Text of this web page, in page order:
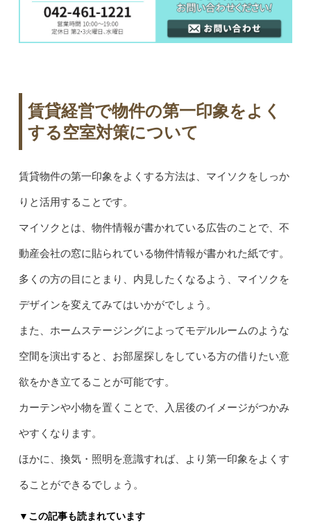
賃貸経営で物件の第一印象をよく
する空室対策について
賃貸物件の第一印象をよくする方法は、マイソクをしっか
りと活用することです。
マイソクとは、物件情報が書かれている広告のことで、不
動産会社の窓に貼られている物件情報が書かれた紙です。
多くの方の目にとまり、内見したくなるよう、マイソクを
デザインを変えてみてはいかがでしょう。
また、ホームステージングによってモデルルームのような
空間を演出すると、お部屋探しをしている方の借りたい意
欲をかき立てることが可能です。
カーテンや小物を置くことで、入居後のイメージがつかみ
やすくなります。
ほかに、換気・照明を意識すれば、より第一印象をよくす
ることができるでしょう。
▼この記事も読まれています